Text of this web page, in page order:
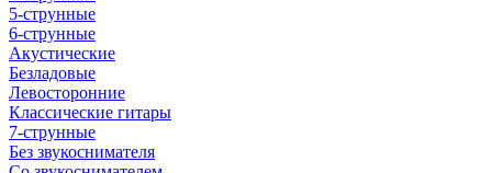
5-струнные
6-струнные
Акустические
Безладовые
Левосторонние
Классические гитары
7-струнные
Без звукоснимателя